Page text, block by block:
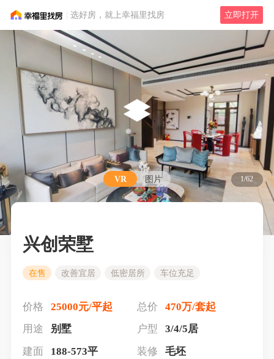
选好房，就上幸福里找房 立即打开
1/62
VR 图片
兴创荣墅
在售 改善宜居 低密居所 车位充足
价格 25000元/平起 总价
470万/套起
用途
别墅 户型
3/4/5居
建面
188-573平 装修 毛坯